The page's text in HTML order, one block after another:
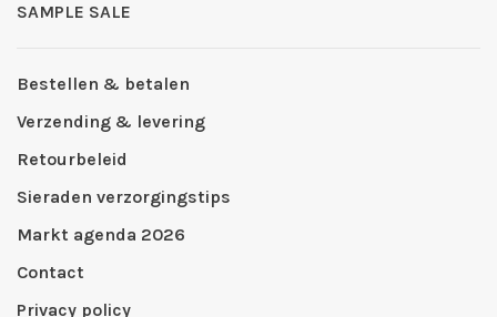
SAMPLE SALE
Bestellen & betalen
Verzending & levering
Retourbeleid
Sieraden verzorgingstips
Markt agenda 2026
Contact
Privacy policy